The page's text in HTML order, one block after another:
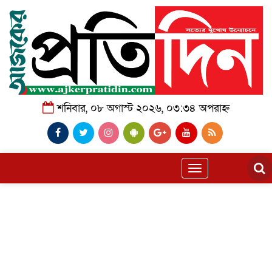
শনিবার, ০৮ অগাস্ট ২০২৬, ০৩:৩৪ অপরাহ্ন
Toggle
navigation